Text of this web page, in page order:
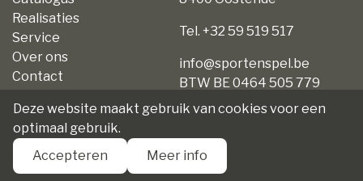
Realisaties
Service
Over ons
Contact
Disclaimer
Algemene voorwaarden
Tel. +32 59 519 517
info@sportenspel.be
BTW BE 0464 505 779
Deze website maakt gebruik van cookies voor een
optimaal gebruik.
Accepteren
Meer info